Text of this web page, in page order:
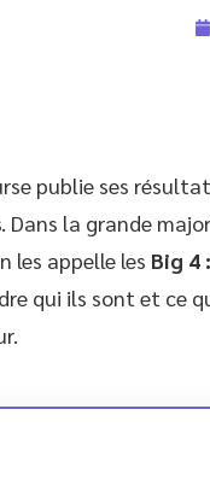
publie ses
la grande
les appelle les Big 4
qui ils sont et ce